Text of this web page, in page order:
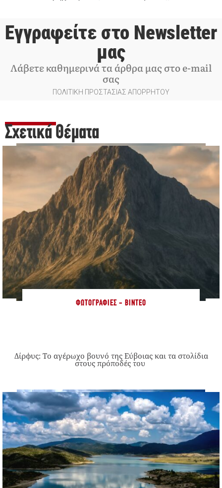
Εγγραφείτε στο Newsletter
μας
Λάβετε καθημερινά τα άρθρα μας στο e-mail
σας
ΠΟΛΙΤΙΚΗ ΠΡΟΣΤΑΣΙΑΣ ΑΠΟΡΡΗΤΟΥ
Σχετικά Θέματα
ΦΩΤΟΓΡΑΦΊΕΣ - ΒΊΝΤΕΟ
Δίρφυς: Το αγέρωχο βουνό της Εύβοιας και τα στολίδια
στους πρόποδές του